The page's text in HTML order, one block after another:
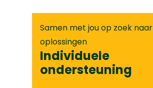
Samen met jou op zoek naar
oplossingen
Individuele
ondersteuning